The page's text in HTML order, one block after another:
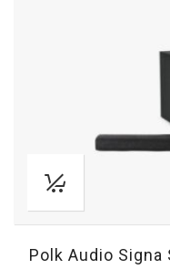
Polk Audio